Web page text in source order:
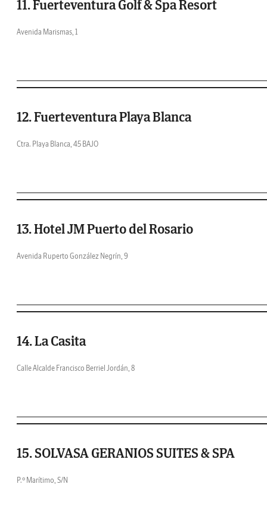
11. Fuerteventura Golf & Spa Resort
Avenida Marismas, 1
12. Fuerteventura Playa Blanca
Ctra. Playa Blanca, 45 BAJO
13. Hotel JM Puerto del Rosario
Avenida Ruperto González Negrín, 9
14. La Casita
Calle Alcalde Francisco Berriel Jordán, 8
15. SOLVASA GERANIOS SUITES & SPA
P.º Marítimo, S/N